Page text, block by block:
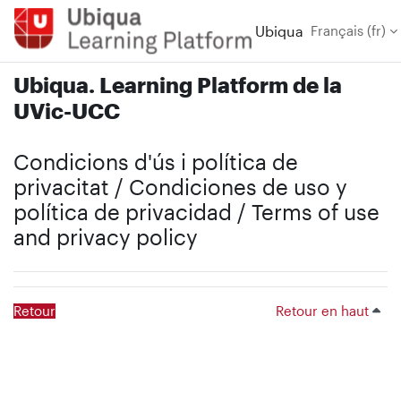
Passer au contenu principal
Ubiqua Français ‎(fr)‎
Ubiqua. Learning Platform de la
UVic-UCC
Condicions d'ús i política de
privacitat / Condiciones de uso y
política de privacidad / Terms of use
and privacy policy
Retour Retour en haut